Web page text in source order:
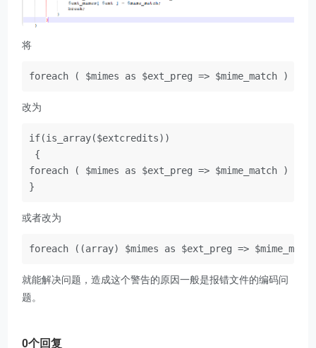
将
foreach ( $mimes as $ext_preg => $mime_match )
改为
if(is_array($extcredits))
{
foreach ( $mimes as $ext_preg => $mime_match )
}
或者改为
foreach ((array) $mimes as $ext_preg =>
就能解决问题，造成这个警告的原因一般是报错文件的编码问
题。
0个回复